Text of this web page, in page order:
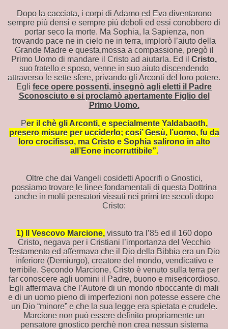
Dopo la cacciata, i corpi di Adamo ed Eva diventarono
sempre più densi e sempre più deboli ed essi conobbero di
portar seco la morte. Ma Sophia, la Sapienza, non
trovando pace ne in cielo ne in terra, implorò l’aiuto della
Grande Madre e questa,mossa a compassione, pregò il
Primo Uomo di mandare il Cristo ad aiutarla. Ed il Cristo,
suo fratello e sposo, venne in suo aiuto discendendo
attraverso le sette sfere, privando gli Arconti del loro potere.
Egli fece opere possenti, insegnò agli eletti il Padre
Sconosciuto e si proclamò apertamente Figlio del
Primo Uomo.
Per il chè gli Arconti, e specialmente Yaldabaoth,
presero misure per ucciderlo; cosi’ Gesù, l’uomo, fu da
loro crocifisso, ma Cristo e Sophia salirono in alto
all’Eone incorruttibile”.
Oltre che dai Vangeli cosidetti Apocrifi o Gnostici,
possiamo trovare le linee fondamentali di questa Dottrina
anche in molti pensatori vissuti nei primi tre secoli dopo
Cristo:
1) Il Vescovo Marcione,vissuto tra l’85 ed il 160 dopo
Cristo, negava per i Cristiani l’importanza del Vecchio
Testamento ed affermava che il Dio della Bibbia era un Dio
inferiore (Demiurgo), creatore del mondo, vendicativo e
terribile. Secondo Marcione, Cristo è venuto sulla terra per
far conoscere agli uomini il Padre, buono e misericordioso.
Egli affermava che l’Autore di un mondo riboccante di mali
e di un uomo pieno di imperfezioni non potesse essere che
un Dio “minore” e che la sua legge era spietata e crudele.
Marcione non può essere definito propriamente un
pensatore gnostico perchè non crea nessun sistema
condannato al rogo